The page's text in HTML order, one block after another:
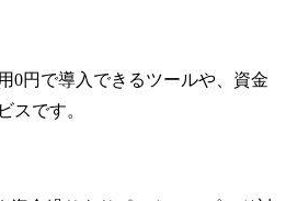
0円で導入できるツールや、資金
スです。